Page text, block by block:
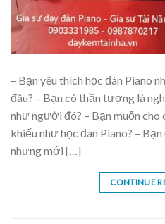
– Bạn yêu thích học đàn Piano
đâu? – Bạn có thần tượng là
như người đó? – Bạn muốn cho
khiếu như học đàn Piano? –
nhưng mới […]
CONTINUE